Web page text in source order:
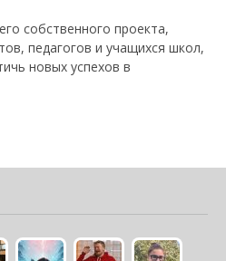
собственного проекта,
педагогов и учащихся школ,
новых успехов в